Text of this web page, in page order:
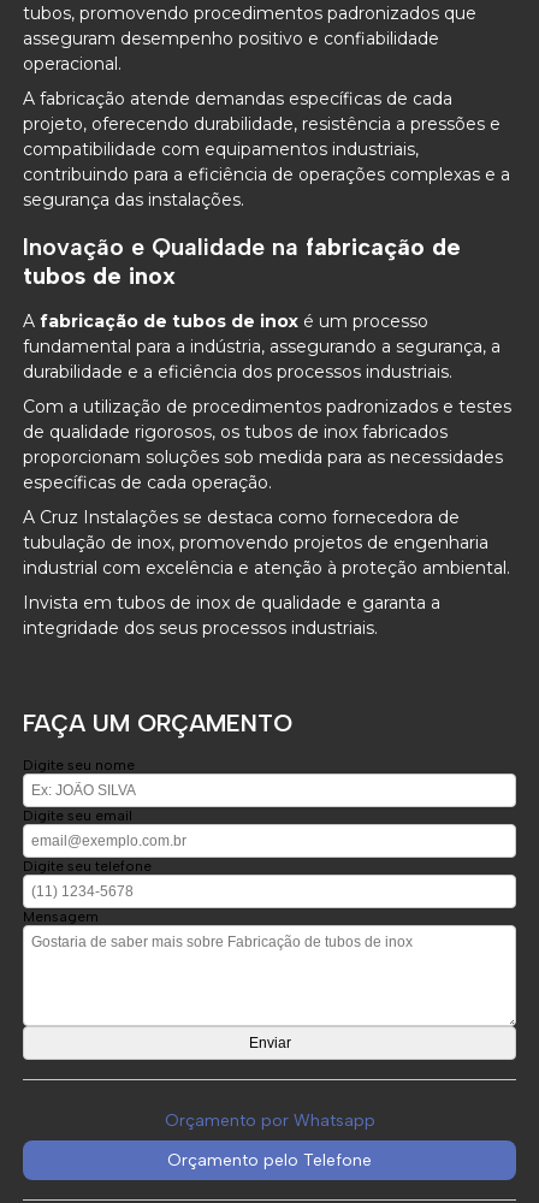
tubos, promovendo procedimentos padronizados que
asseguram desempenho positivo e confiabilidade
operacional.
A fabricação atende demandas específicas de cada
projeto, oferecendo durabilidade, resistência a pressões e
compatibilidade com equipamentos industriais,
contribuindo para a eficiência de operações complexas e a
segurança das instalações.
Inovação e Qualidade na fabricação de
tubos de inox
Afabricação de tubos de inox é um processo
fundamental para a indústria, assegurando a segurança, a
durabilidade e a eficiência dos processos industriais.
Com a utilização de procedimentos padronizados e testes
de qualidade rigorosos, os tubos de inox fabricados
proporcionam soluções sob medida para as necessidades
específicas de cada operação.
A Cruz Instalações se destaca como fornecedora de
tubulação de inox, promovendo projetos de engenharia
industrial com excelência e atenção à proteção ambiental.
Invista em tubos de inox de qualidade e garanta a
integridade dos seus processos industriais.
FAÇA UM ORÇAMENTO
Digite seu nome
Digite seu email
Digite seu telefone
Mensagem
Orçamento por Whatsapp
Orçamento pelo Telefone